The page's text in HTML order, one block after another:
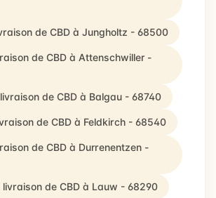
de CBD à Jungholtz - 68500
de CBD à Attenschwiller -
de CBD à Balgau - 68740
de CBD à Feldkirch - 68540
de CBD à Durrenentzen -
de CBD à Lauw - 68290